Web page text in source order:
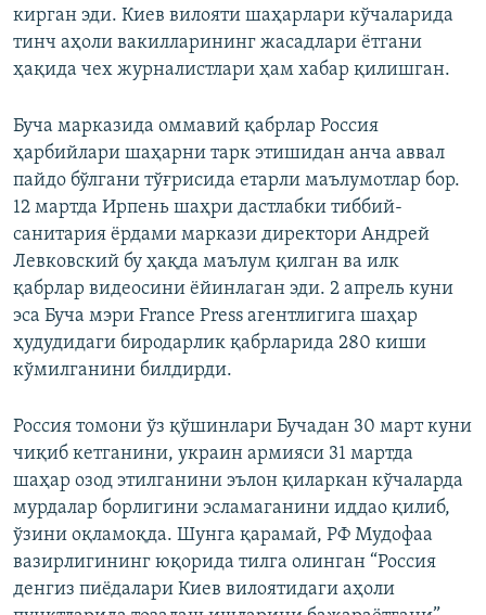
кирган эди. Киев вилояти шаҳарлари кўчаларида
тинч аҳоли вакилларининг жасадлари ётгани
ҳақида чех журналистлари ҳам хабар қилишган.
Буча марказида оммавий қабрлар Россия
ҳарбийлари шаҳарни тарк этишидан анча аввал
пайдо бўлгани тўғрисида етарли маълумотлар бор.
12 мартда Ирпень шаҳри дастлабки тиббий-
санитария ёрдами маркази директори Андрей
Левковский бу ҳақда маълум қилган ва илк
қабрлар видеосини ёйинлаган эди. 2 апрель куни
эса Буча мэри France Press агентлигига шаҳар
ҳудудидаги биродарлик қабрларида 280 киши
кўмилганини билдирди.
Россия томони ўз қўшинлари Бучадан 30 март куни
чиқиб кетганини, украин армияси 31 мартда
шаҳар озод этилганини эълон қиларкан кўчаларда
мурдалар борлигини эсламаганини иддао қилиб,
ўзини оқламоқда. Шунга қарамай, РФ Мудофаа
вазирлигининг юқорида тилга олинган “Россия
денгиз пиёдалари Киев вилоятидаги аҳоли